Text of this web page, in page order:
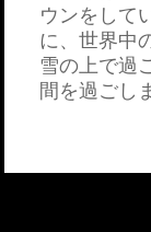
ウンをして
に、世界中
雪の上で過
間を過ごし